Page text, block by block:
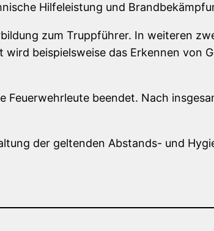
Hilfeleistung und
zum Truppführer. In weiteren
beispielsweise das Erkennen von
beendet. Nach
der geltenden Abstands- und